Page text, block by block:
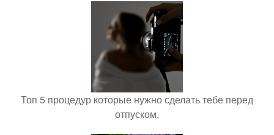
Топ 5 процедур которые нужно сделать тебе перед
отпуском.